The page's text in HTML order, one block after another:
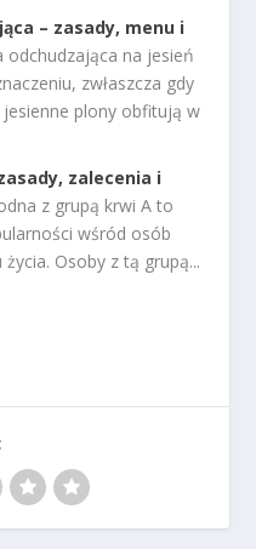
– zasady, menu i
odchudzająca na jesień
zwłaszcza gdy
jesienne plony obfitują w
zalecenia i
z grupą krwi A to
wśród osób
Osoby z tą grupą...